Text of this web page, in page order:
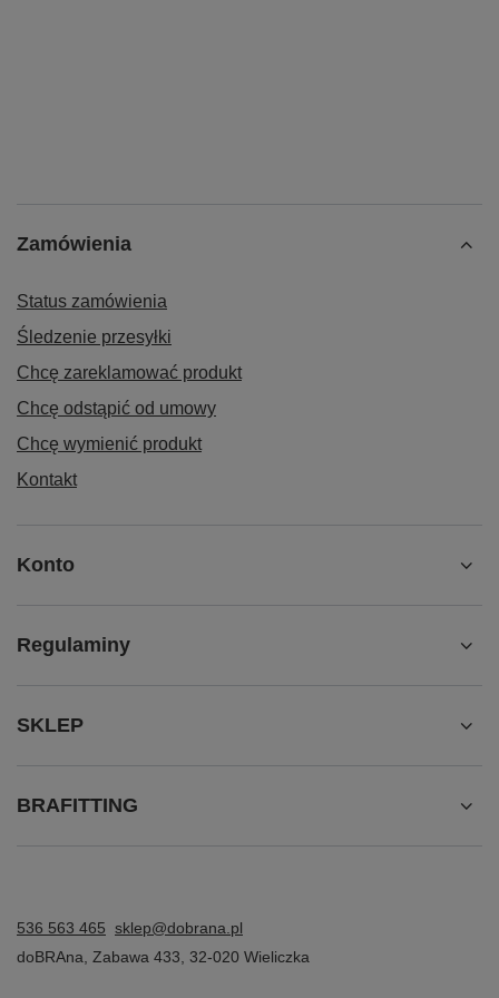
Zamówienia
Status zamówienia
Śledzenie przesyłki
Chcę zareklamować produkt
Chcę odstąpić od umowy
Chcę wymienić produkt
Kontakt
Konto
Regulaminy
SKLEP
BRAFITTING
536 563 465 sklep@dobrana.pl
doBRAna
Zabawa 433 32-020 Wieliczka